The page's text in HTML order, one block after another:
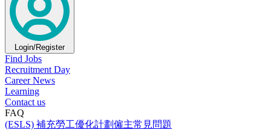
Login/Register
Find Jobs
Recruitment Day
Career News
Learning
Contact us
FAQ
(ESLS) 補充勞工優化計劃僱主常見問題